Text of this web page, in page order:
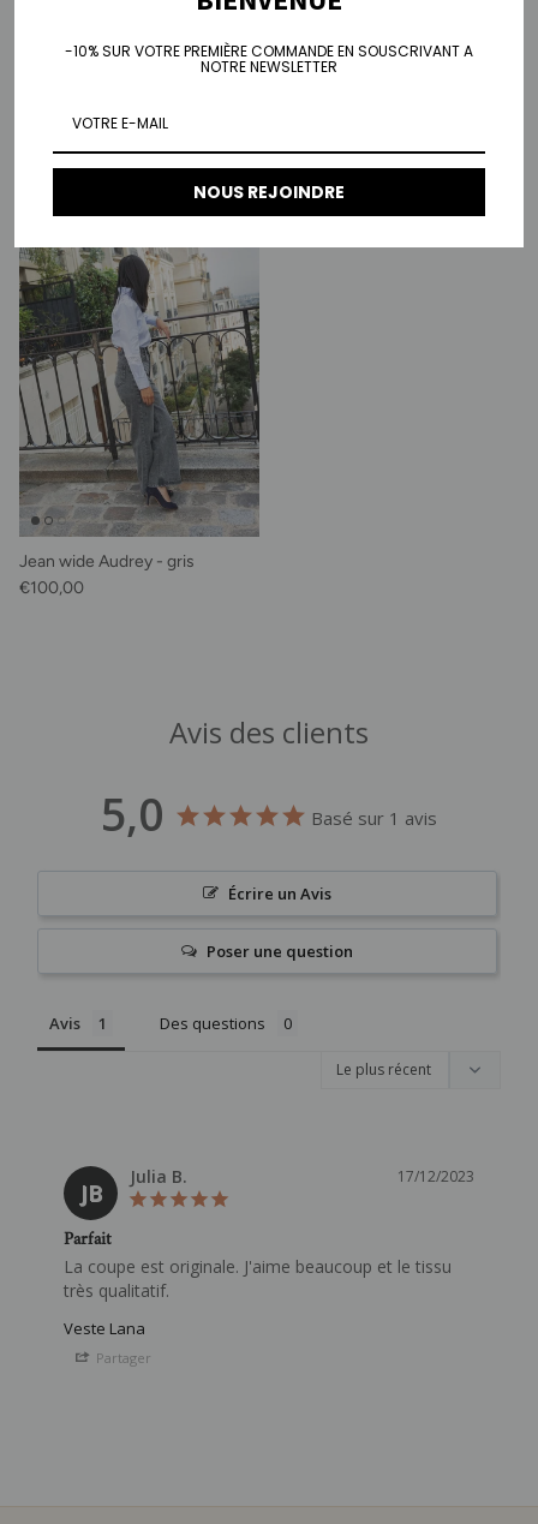
Prix habituel
€95,00
Jean wide Audrey - gris
Prix habituel
€100,00
Avis des clients
5,0 Basé sur 1 avis
Écrire un Avis
Poser une question
Avis Des questions
JB
17/12/2023
Julia B.
Parfait
La coupe est originale. J'aime beaucoup et le tissu
très qualitatif.
Veste Lana
Partager
-10% SUR VOTRE PREMIÈRE COMMANDE EN SOUSCRIVANT A
NOTRE NEWSLETTER
NOUS REJOINDRE